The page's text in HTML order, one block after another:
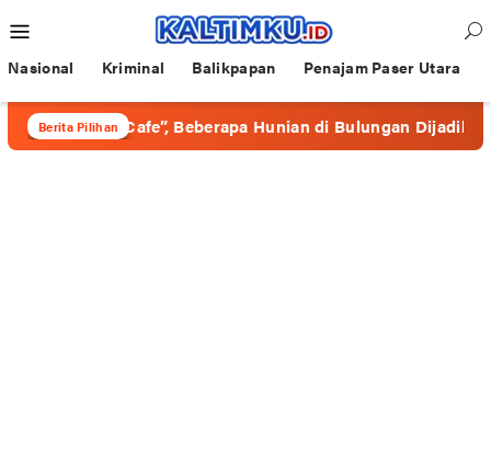
ke
kontenMobile
Nasional Kriminal Balikpapan Penajam Paser Utara
Berita Pilihan
“Cafe”, Beberapa Hunian di Bulungan Dijadikan